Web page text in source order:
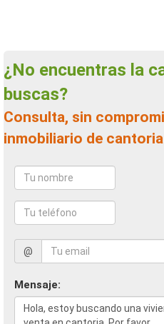
¿No encuentras la casa en venta que
buscas?
Consulta, sin compromiso, a un agente
inmobiliario de cantoria
@
Mensaje: